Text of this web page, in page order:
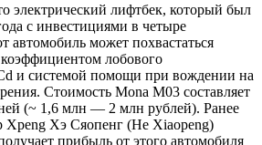
электрический лифтбек, который был
с инвестициями в четыре
автомобиль может похвастаться
лобового
и системой помощи при вождении на
Стоимость Mona M03 составляет
(~ 1,6 млн — 2 млн рублей). Ранее
Xpeng Хэ Сяопенг (He Xiaopeng)
прибыль от этого автомобиля